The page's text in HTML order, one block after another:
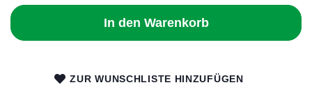
In den Warenkorb
ZUR WUNSCHLISTE HINZUFÜGEN